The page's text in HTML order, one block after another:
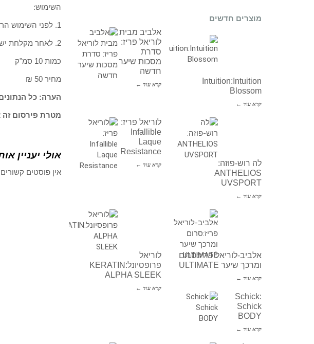
השימוש:
1. לפני השימוש הראשון בלבד – יש להימנע משימוש בכל דאודורנט אחר למשך 48 שעות.
2. לאחר מקלחת יש לנגב היטב את בית השחי, לנגבו ולפזר כמות קרם בגודל גרגר אורז באופן אחיד.
כמות 10 סמ"ק
מחיר 50 ₪
הערה: כל
מטרת פירסום זה
אולי יעניין
אין פוסטים
מוצרים חדשים
אלביב מבית
לוריאל פריז:
סדרת
מסכות שיער
חדשה
קרא עוד ←
Intuition:Intuition
Blossom
קרא עוד ←
לוריאל פריז:
Infallible
Laque
Resistance
קרא עוד ←
לה רוש-פוזה:
ANTHELIOS
UVSPORT
קרא עוד ←
לוריאל
פרופסיונל:KERATIN
ALPHA SLEEK
קרא עוד ←
אלביב-לוריאל פריז:סרום
ומרכך שיער ULTIMATE
קרא עוד ←
Schick:
Schick
BODY
קרא עוד ←